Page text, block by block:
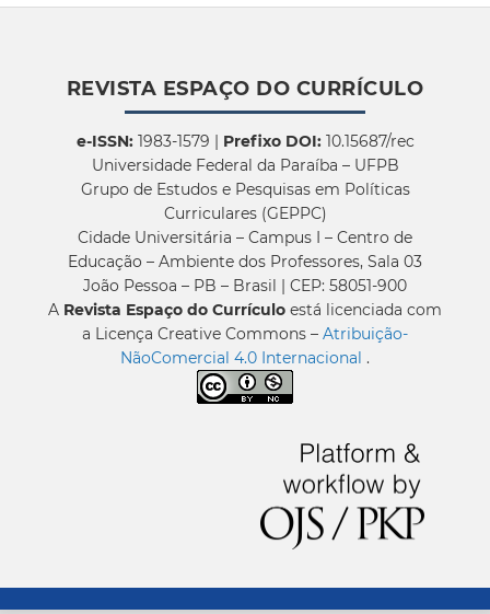
REVISTA ESPAÇO DO CURRÍCULO
e-ISSN:1983-1579 | Prefixo DOI:10.15687/rec
Universidade Federal da Paraíba – UFPB
Grupo de Estudos e Pesquisas em Políticas
Curriculares (GEPPC)
Cidade Universitária – Campus I – Centro de
Educação – Ambiente dos Professores, Sala 03
João Pessoa – PB – Brasil | CEP: 58051-900
A Revista Espaço do Currículo está licenciada com
a Licença Creative Commons – Atribuição-
NãoComercial 4.0 Internacional .